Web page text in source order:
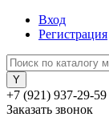
Вход
Регистрация
+7 (921) 937-29-59
Заказать звонок